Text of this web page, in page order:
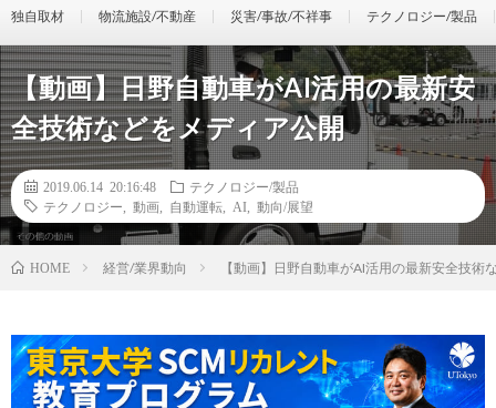
独自取材 物流施設/不動産 災害/事故/不祥事 テクノロジー/製品
【動画】日野自動車がAI活用の最新安
全技術などをメディア公開
2019.06.14 20:16:48
テクノロジー/製品
テクノロジー
動画 自動運転 AI 動向/展望
HOME 経営/業界動向 【動画】日野自動車がAI活用の最新安全技術